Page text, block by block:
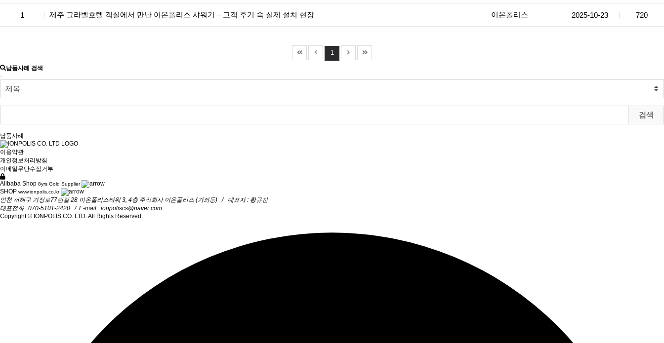
1 제주 그라벨호텔 객실에서 만난 이온폴리스 샤워기 – 고객 후기 속 실제 설치 현장 이온폴리스 2025-10-23 720
1
납품사례 검색
검색
납품사례
이용약관
개인정보처리방침
이메일무단수집거부
Alibaba Shop 8yrs Gold Supplier
SHOP www.ionpolis.co.kr
인천 서해구 가정로77번길 28 이온폴리스타워 3, 4층 주식회사 이온폴리스 (가좌동)
/ 대표자 : 황규진
대표전화 : 070-5101-2420 / E-mail : ionpoliscs@naver.com
Copyright © IONPOLIS CO. LTD. All Rights Reserved.